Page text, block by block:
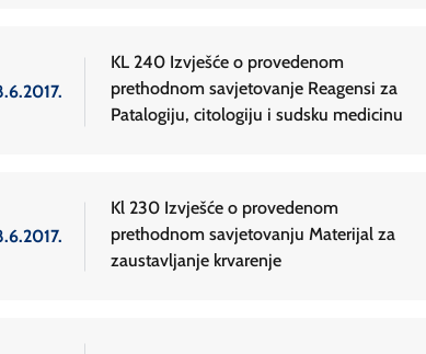
KL 240 Izvješće o provedenom
prethodnom savjetovanje Reagensi za
Patalogiju, citologiju i sudsku medicinu
Kl 230 Izvješće o provedenom
prethodnom savjetovanju Materijal za
zaustavljanje krvarenje